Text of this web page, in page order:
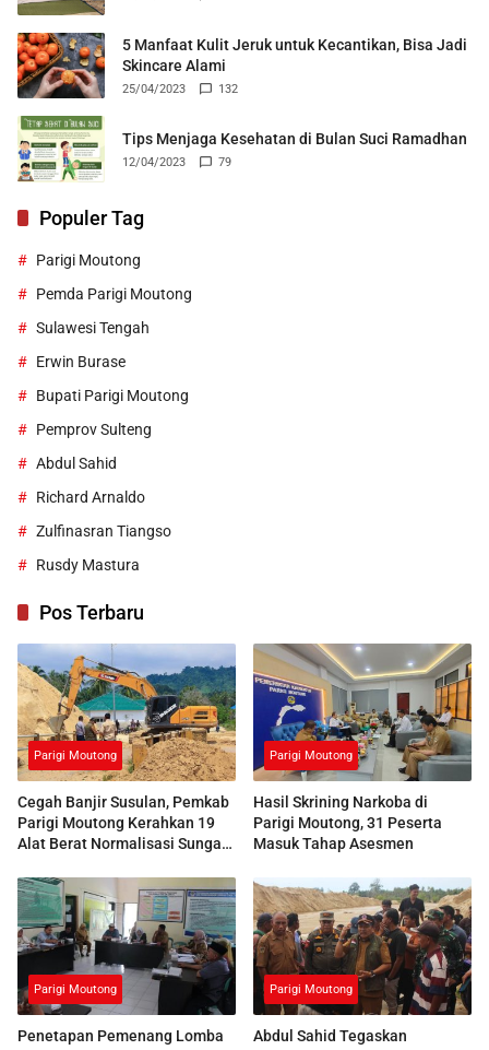
5 Manfaat Kulit Jeruk untuk Kecantikan, Bisa Jadi
Skincare Alami
25/04/2023 132
Tips Menjaga Kesehatan di Bulan Suci Ramadhan
12/04/2023 79
Populer Tag
Parigi Moutong
Pemda Parigi Moutong
Sulawesi Tengah
Erwin Burase
Bupati Parigi Moutong
Pemprov Sulteng
Abdul Sahid
Richard Arnaldo
Zulfinasran Tiangso
Rusdy Mastura
Pos Terbaru
Parigi Moutong
Cegah Banjir Susulan, Pemkab
Parigi Moutong Kerahkan 19
Alat Berat Normalisasi Sungai
Parigi Moutong
Hasil Skrining Narkoba di
Parigi Moutong, 31 Peserta
Masuk Tahap Asesmen
Parigi Moutong
Penetapan Pemenang Lomba
Parigi Moutong
Abdul Sahid Tegaskan